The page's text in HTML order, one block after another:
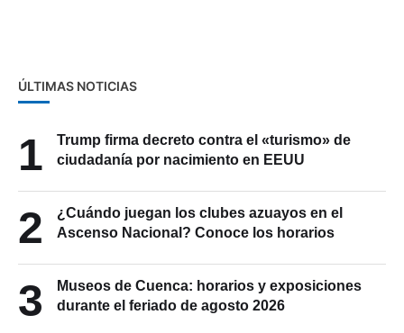
ÚLTIMAS NOTICIAS
1
Trump firma decreto contra el «turismo» de
ciudadanía por nacimiento en EEUU
2
¿Cuándo juegan los clubes azuayos en el
Ascenso Nacional? Conoce los horarios
3
Museos de Cuenca: horarios y exposiciones
durante el feriado de agosto 2026